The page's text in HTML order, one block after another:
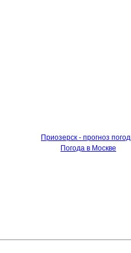
Приозерск - прогноз
Погода в Москве